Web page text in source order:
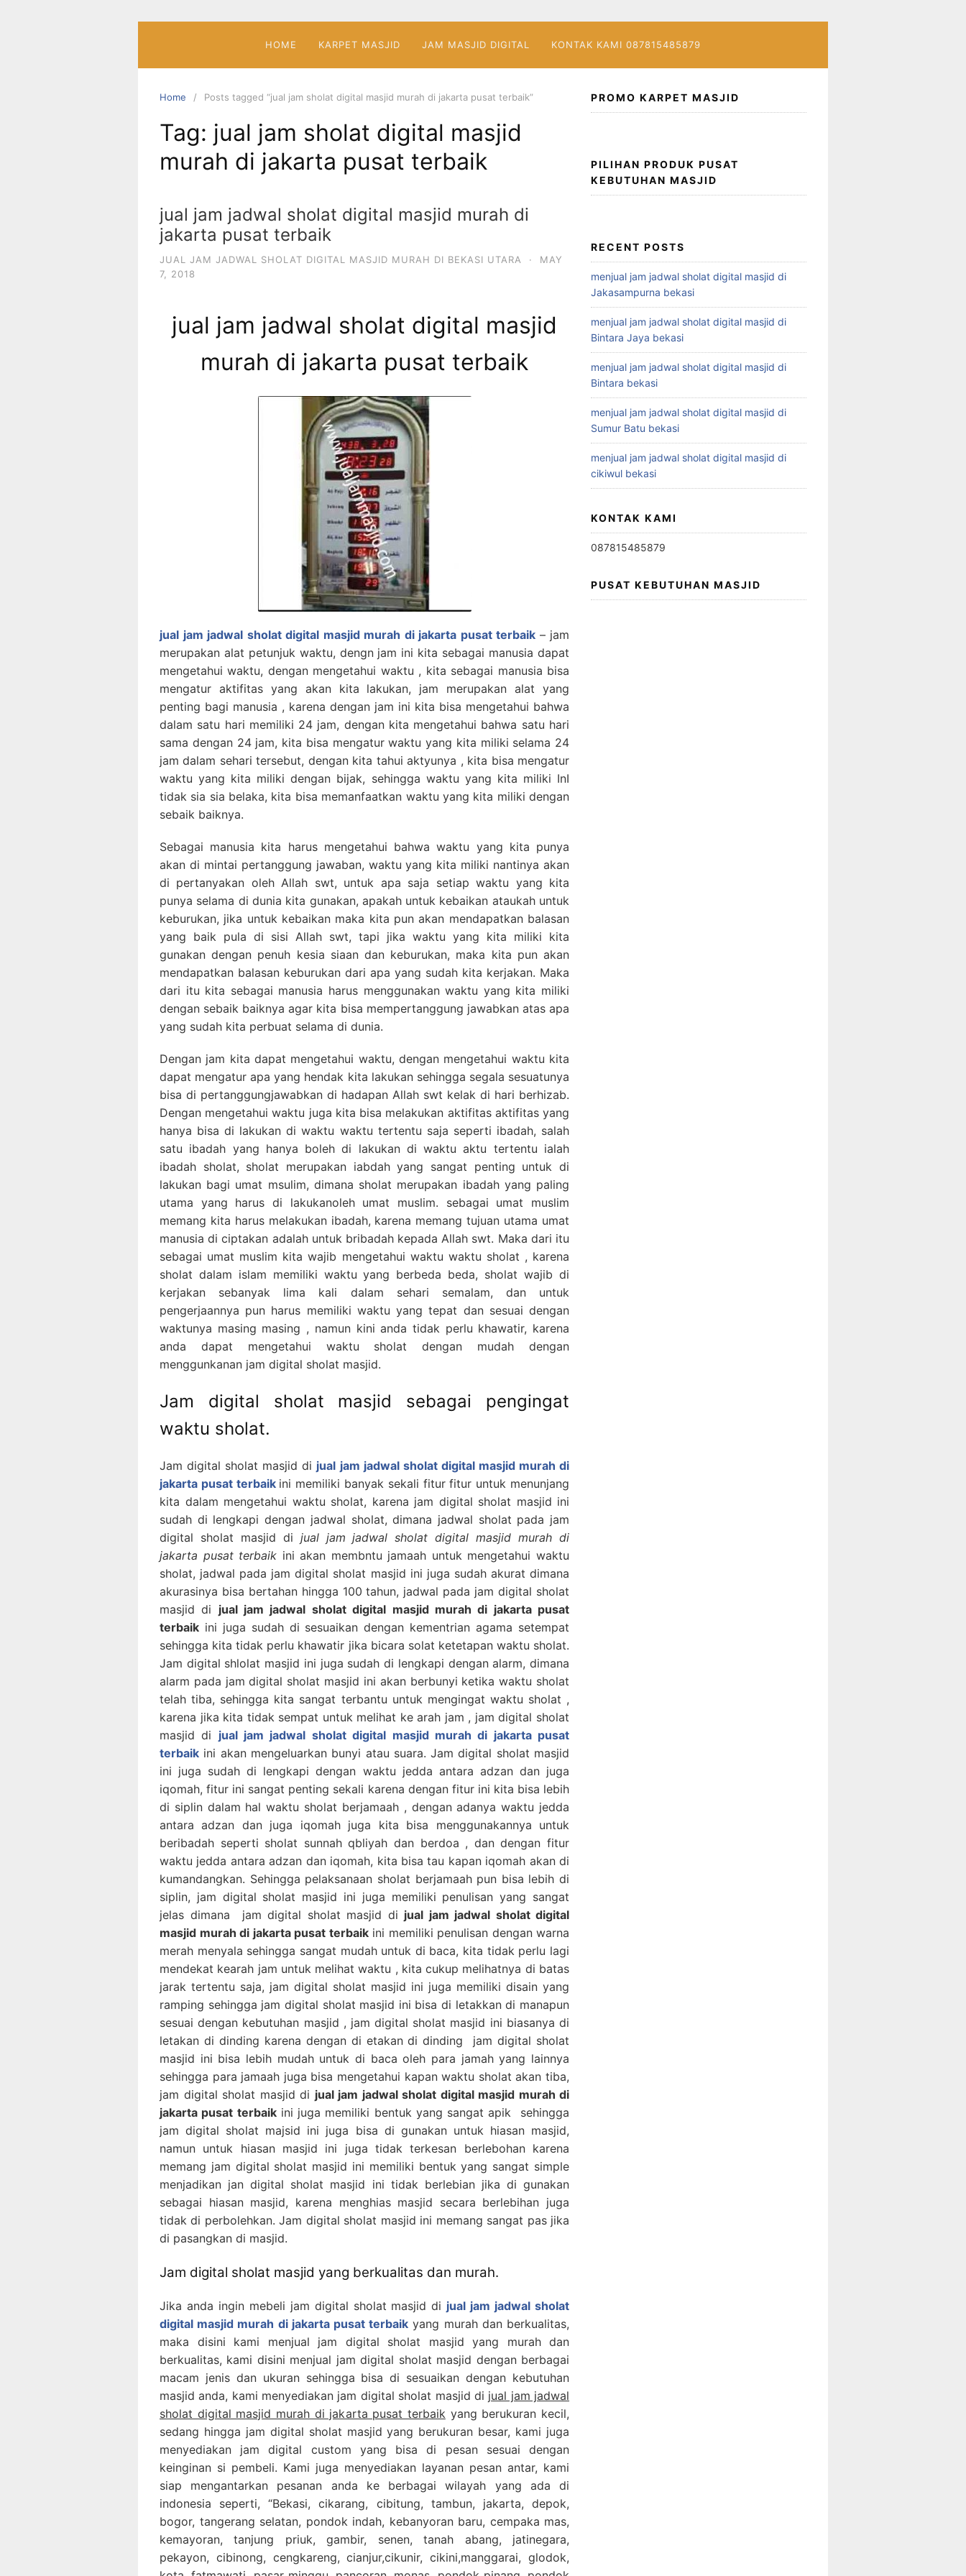
HOME KARPET MASJID JAM MASJID DIGITAL KONTAK KAMI 087815485879
Home Posts tagged “jual jam sholat digital masjid murah di jakarta pusat terbaik”
Tag: jual jam sholat digital masjid
murah di jakarta pusat terbaik
jual jam jadwal sholat digital masjid murah di
jakarta pusat terbaik
JUAL JAM JADWAL SHOLAT DIGITAL MASJID MURAH DI BEKASI UTARA ·
MAY
7, 2018
jual jam jadwal sholat digital masjid
murah di jakarta pusat terbaik
jual jam jadwal sholat digital masjid murah di jakarta pusat terbaik – jam
merupakan alat petunjuk waktu, dengn jam ini kita sebagai manusia dapat
mengetahui waktu, dengan mengetahui waktu , kita sebagai manusia bisa
mengatur aktifitas yang akan kita lakukan, jam merupakan alat yang
penting bagi manusia , karena dengan jam ini kita bisa mengetahui bahwa
dalam satu hari memiliki 24 jam, dengan kita mengetahui bahwa satu hari
sama dengan 24 jam, kita bisa mengatur waktu yang kita miliki selama 24
jam dalam sehari tersebut, dengan kita tahui aktyunya , kita bisa mengatur
waktu yang kita miliki dengan bijak, sehingga waktu yang kita miliki InI
tidak sia sia belaka, kita bisa memanfaatkan waktu yang kita miliki dengan
sebaik baiknya.
Sebagai manusia kita harus mengetahui bahwa waktu yang kita punya
akan di mintai pertanggung jawaban, waktu yang kita miliki nantinya akan
di pertanyakan oleh Allah swt, untuk apa saja setiap waktu yang kita
punya selama di dunia kita gunakan, apakah untuk kebaikan ataukah untuk
keburukan, jika untuk kebaikan maka kita pun akan mendapatkan balasan
yang baik pula di sisi Allah swt, tapi jika waktu yang kita miliki kita
gunakan dengan penuh kesia siaan dan keburukan, maka kita pun akan
mendapatkan balasan keburukan dari apa yang sudah kita kerjakan. Maka
dari itu kita sebagai manusia harus menggunakan waktu yang kita miliki
dengan sebaik baiknya agar kita bisa mempertanggung jawabkan atas apa
yang sudah kita perbuat selama di dunia.
Dengan jam kita dapat mengetahui waktu, dengan mengetahui waktu kita
dapat mengatur apa yang hendak kita lakukan sehingga segala sesuatunya
bisa di pertanggungjawabkan di hadapan Allah swt kelak di hari berhizab.
Dengan mengetahui waktu juga kita bisa melakukan aktifitas aktifitas yang
hanya bisa di lakukan di waktu waktu tertentu saja seperti ibadah, salah
satu ibadah yang hanya boleh di lakukan di waktu aktu tertentu ialah
ibadah sholat, sholat merupakan iabdah yang sangat penting untuk di
lakukan bagi umat msulim, dimana sholat merupakan ibadah yang paling
utama yang harus di lakukanoleh umat muslim. sebagai umat muslim
memang kita harus melakukan ibadah, karena memang tujuan utama umat
manusia di ciptakan adalah untuk bribadah kepada Allah swt. Maka dari itu
sebagai umat muslim kita wajib mengetahui waktu waktu sholat , karena
sholat dalam islam memiliki waktu yang berbeda beda, sholat wajib di
kerjakan sebanyak lima kali dalam sehari semalam, dan untuk
pengerjaannya pun harus memiliki waktu yang tepat dan sesuai dengan
waktunya masing masing , namun kini anda tidak perlu khawatir, karena
anda dapat mengetahui waktu sholat dengan mudah dengan
menggunkanan jam digital sholat masjid.
Jam digital sholat masjid sebagai pengingat
waktu sholat.
Jam digital sholat masjid di jual jam jadwal sholat digital masjid murah di
jakarta pusat terbaik ini memiliki banyak sekali fitur fitur untuk menunjang
kita dalam mengetahui waktu sholat, karena jam digital sholat masjid ini
sudah di lengkapi dengan jadwal sholat, dimana jadwal sholat pada jam
digital sholat masjid di jual jam jadwal sholat digital masjid murah di
jakarta pusat terbaik ini akan membntu jamaah untuk mengetahui waktu
sholat, jadwal pada jam digital sholat masjid ini juga sudah akurat dimana
akurasinya bisa bertahan hingga 100 tahun, jadwal pada jam digital sholat
masjid di jual jam jadwal sholat digital masjid murah di jakarta pusat
terbaik ini juga sudah di sesuaikan dengan kementrian agama setempat
sehingga kita tidak perlu khawatir jika bicara solat ketetapan waktu sholat.
Jam digital shlolat masjid ini juga sudah di lengkapi dengan alarm, dimana
alarm pada jam digital sholat masjid ini akan berbunyi ketika waktu sholat
telah tiba, sehingga kita sangat terbantu untuk mengingat waktu sholat ,
karena jika kita tidak sempat untuk melihat ke arah jam , jam digital sholat
masjid di jual jam jadwal sholat digital masjid murah di jakarta pusat
terbaik ini akan mengeluarkan bunyi atau suara. Jam digital sholat masjid
ini juga sudah di lengkapi dengan waktu jedda antara adzan dan juga
iqomah, fitur ini sangat penting sekali karena dengan fitur ini kita bisa lebih
di siplin dalam hal waktu sholat berjamaah , dengan adanya waktu jedda
antara adzan dan juga iqomah juga kita bisa menggunakannya untuk
beribadah seperti sholat sunnah qbliyah dan berdoa , dan dengan fitur
waktu jedda antara adzan dan iqomah, kita bisa tau kapan iqomah akan di
kumandangkan. Sehingga pelaksanaan sholat berjamaah pun bisa lebih di
siplin, jam digital sholat masjid ini juga memiliki penulisan yang sangat
jelas dimana jam digital sholat masjid di jual jam jadwal sholat digital
masjid murah di jakarta pusat terbaikini memiliki penulisan dengan warna
merah menyala sehingga sangat mudah untuk di baca, kita tidak perlu lagi
mendekat kearah jam untuk melihat waktu , kita cukup melihatnya di batas
jarak tertentu saja, jam digital sholat masjid ini juga memiliki disain yang
ramping sehingga jam digital sholat masjid ini bisa di letakkan di manapun
sesuai dengan kebutuhan masjid , jam digital sholat masjid ini biasanya di
letakan di dinding karena dengan di etakan di dinding jam digital sholat
masjid ini bisa lebih mudah untuk di baca oleh para jamah yang lainnya
sehingga para jamaah juga bisa mengetahui kapan waktu sholat akan tiba,
jam digital sholat masjid di jual jam jadwal sholat digital masjid murah di
jakarta pusat terbaikini juga memiliki bentuk yang sangat apik sehingga
jam digital sholat majsid ini juga bisa di gunakan untuk hiasan masjid,
namun untuk hiasan masjid ini juga tidak terkesan berlebohan karena
memang jam digital sholat masjid ini memiliki bentuk yang sangat simple
menjadikan jan digital sholat masjid ini tidak berlebian jika di gunakan
sebagai hiasan masjid, karena menghias masjid secara berlebihan juga
tidak di perbolehkan. Jam digital sholat masjid ini memang sangat pas jika
di pasangkan di masjid.
Jam digital sholat masjid yang berkualitas dan murah.
Jika anda ingin mebeli jam digital sholat masjid di jual jam jadwal sholat
digital masjid murah di jakarta pusat terbaik yang murah dan berkualitas,
maka disini kami menjual jam digital sholat masjid yang murah dan
berkualitas, kami disini menjual jam digital sholat masjid dengan berbagai
macam jenis dan ukuran sehingga bisa di sesuaikan dengan kebutuhan
masjid anda, kami menyediakan jam digital sholat masjid di jual jam jadwal
sholat digital masjid murah di jakarta pusat terbaik yang berukuran kecil,
sedang hingga jam digital sholat masjid yang berukuran besar, kami juga
menyediakan jam digital custom yang bisa di pesan sesuai dengan
keinginan si pembeli. Kami juga menyediakan layanan pesan antar, kami
siap mengantarkan pesanan anda ke berbagai wilayah yang ada di
indonesia seperti, “Bekasi, cikarang, cibitung, tambun, jakarta, depok,
bogor, tangerang selatan, pondok indah, kebanyoran baru, cempaka mas,
kemayoran, tanjung priuk, gambir, senen, tanah abang, jatinegara,
pekayon, cibinong, cengkareng, cianjur,cikunir, cikini,manggarai, glodok,
PROMO KARPET MASJID
PILIHAN PRODUK PUSAT
KEBUTUHAN MASJID
RECENT POSTS
menjual jam jadwal sholat digital masjid di
Jakasampurna bekasi
menjual jam jadwal sholat digital masjid di
Bintara Jaya bekasi
menjual jam jadwal sholat digital masjid di
Bintara bekasi
menjual jam jadwal sholat digital masjid di
Sumur Batu bekasi
menjual jam jadwal sholat digital masjid di
cikiwul bekasi
KONTAK KAMI
087815485879
PUSAT KEBUTUHAN MASJID